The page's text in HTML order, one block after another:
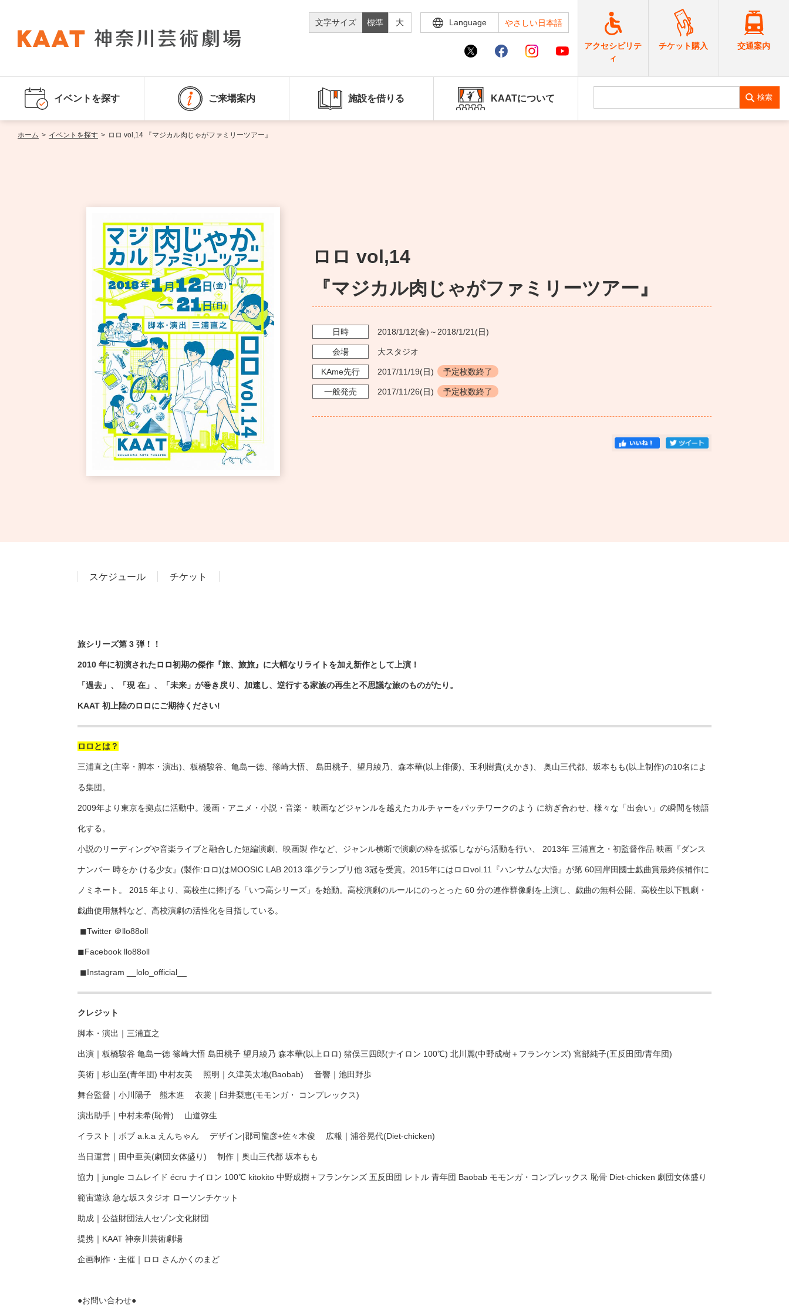
文字サイズ 標準 大 Language やさしい日本語
アクセシビリテ
ィ
チケット購入 交通案内
イベントを探す ご来場案内 施設を借りる KAATについて 検索
ホーム > イベントを探す > ロロ vol,14 『マジカル肉じゃがファミリーツアー』
ロロ vol,14
『マジカル肉じゃがファミリーツアー』
日時 2018/1/12(金)～ 2018/1/21 (日)
会場 大スタジオ
KAme先行 2017/11/19(日) 予定枚数終了
一般発売 2017/11/26(日) 予定枚数終了
スケジュール チケット
旅シリーズ第 3 弾！！
2010 年に初演されたロロ初期の傑作『旅、旅旅』に大幅なリライトを加え新作として上演！
「過去」、「現 在」、「未来」が巻き戻り、加速し、逆⾏する家族の再⽣と不思議な旅のものがたり。
KAAT 初上陸のロロにご期待ください!
ロロとは？
三浦直之(主宰・脚本・演出)、板橋駿⾕、⻲島⼀徳、篠崎⼤悟、 島⽥桃⼦、望⽉綾乃、森本華(以上俳優)、⽟利樹貴(えかき)、 奥⼭三代都、坂本もも(以上制作)の10名によ
る集団。
2009年より東京を拠点に活動中。漫画・アニメ・⼩説・⾳楽・ 映画などジャンルを越えたカルチャーをパッチワークのよう に紡ぎ合わせ、様々な「出会い」の瞬間を物語
化する。
⼩説のリーディングや⾳楽ライブと融合した短編演劇、映画製 作など、ジャンル横断で演劇の枠を拡張しながら活動を⾏い、 2013年 三浦直之・初監督作品 映画『ダンス
ナンバー 時をか ける少⼥』(製作:ロロ)はMOOSIC LAB 2013 準グランプリ他 3冠を受賞。2015年にはロロvol.11『ハンサムな⼤悟』が第 60回岸⽥國⼠戯曲賞最終候補作に
ノミネート。 2015 年より、⾼校⽣に捧げる「いつ⾼シリーズ」を始動。⾼校演劇のルールにのっとった 60 分の連作群像劇を上演し、戯曲の無料公開、⾼校⽣以下観劇・
戯曲使⽤無料など、⾼校演劇の活性化を⽬指している。
◼Twitter ＠llo88oll
◼Facebook llo88oll
◼Instagram __lolo_official__
クレジット
脚本・演出｜三浦直之
出演｜板橋駿⾕ ⻲島⼀徳 篠崎⼤悟 島⽥桃⼦ 望⽉綾乃 森本華(以上ロロ) 猪俣三四郎(ナイロン 100℃) 北川麗(中野成樹＋フランケンズ) 宮部純⼦(五反⽥団/⻘年団)
美術｜杉⼭⾄(⻘年団) 中村友美 照明｜久津美太地(Baobab) ⾳響｜池⽥野歩
舞台監督｜小川陽子 熊木進 ⾐裳｜⾅井梨恵(モモンガ・ コンプレックス)
演出助⼿｜中村未希(恥⾻) 山道弥生
イラスト｜ボブ a.k.a えんちゃん デザイン|郡司⿓彦+佐々⽊俊 広報｜浦⾕晃代(Diet-chicken)
当⽇運営｜⽥中亜美(劇団⼥体盛り) 制作｜奥⼭三代都 坂本もも
協⼒｜jungle コムレイド écru ナイロン 100℃ kitokito 中野成樹＋フランケンズ 五反⽥団 レトル ⻘年団 Baobab モモンガ・コンプレックス 恥⾻ Diet-chicken 劇団⼥体盛り
範宙遊泳 急な坂スタジオ ローソンチケット
助成｜公益財団法⼈セゾン⽂化財団
提携｜KAAT 神奈川芸術劇場
企画制作・主催｜ロロ さんかくのまど
●お問い合わせ●